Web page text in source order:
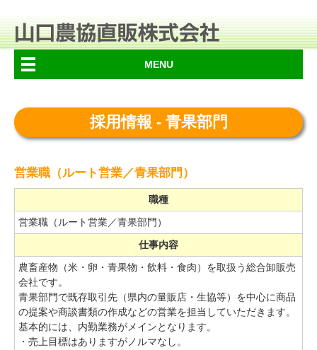
MENU
採用情報 - 青果部門
営業職（ルート営業／青果部門）
職種
営業職（ルート営業／青果部門）
仕事内容
農畜産物（米・卵・青果物・飲料・食肉）を取扱う総合卸販売
会社です。
青果部門で既存取引先（県内の量販店・生協等）を中心に商品
の提案や商談書類の作成などの営業を担当していただきます。
基本的には、内勤業務がメインとなります。
・売上目標はありますがノルマなし。